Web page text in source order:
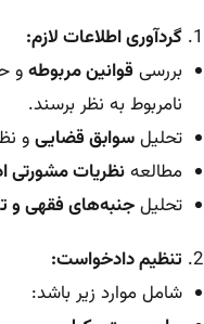
گردآوری اطلاعات لازم:
بررسی قوانین مربوطهو
نامربوط به نظر برسند.
تحلیلسوابق قضاییو
مطالعهنظریات مشورتی
تحلیلجنبه‌های فقهی و
تنظیم دادخواست:
شامل موارد زیر باشد: